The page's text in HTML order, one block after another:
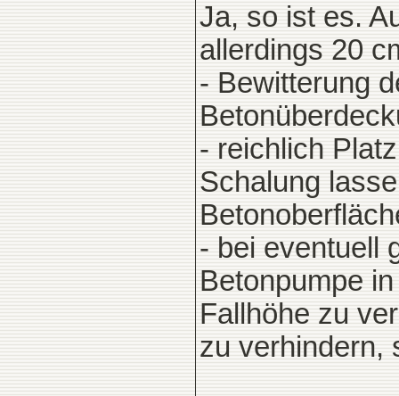
Ja, so ist es.
allerdings 20
- Bewitterung
- reichlich
Schalung
- bei eventuell
Betonpumpe
Fallhöhe zu
zu verhindern,